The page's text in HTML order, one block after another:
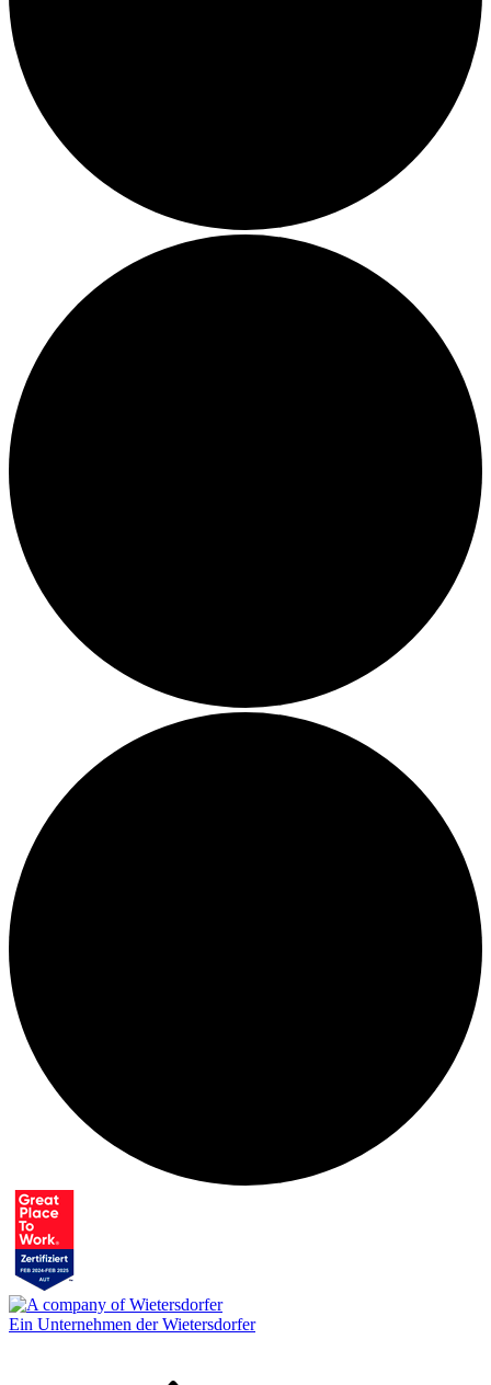
Ein Unternehmen der Wietersdorfer